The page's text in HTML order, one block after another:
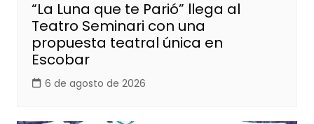
“La Luna que te Parió” llega al
Teatro Seminari con una
propuesta teatral única en
Escobar
6 de agosto de 2026